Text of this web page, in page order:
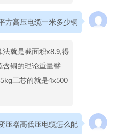
方高压电缆一米多少铜
法就是截面积x8.9,得
含铜的理论重量譬
三芯的就是4x500
压器高低压电缆怎么配